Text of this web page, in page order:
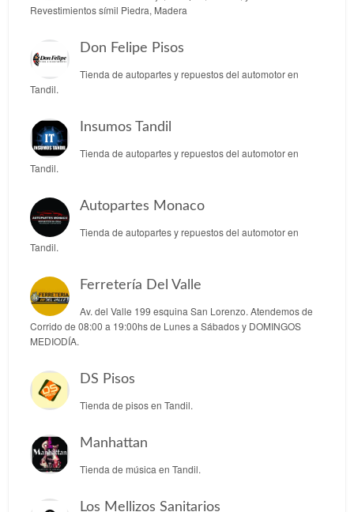
Revestimientos símil Piedra, Madera
Don Felipe Pisos
Tienda de autopartes y repuestos del automotor en
Tandil.
Insumos Tandil
Tienda de autopartes y repuestos del automotor en
Tandil.
Autopartes Monaco
Tienda de autopartes y repuestos del automotor en
Tandil.
Ferretería Del Valle
Av. del Valle 199 esquina San Lorenzo. Atendemos de
Corrido de 08:00 a 19:00hs de Lunes a Sábados y DOMINGOS
MEDIODÍA.
DS Pisos
Tienda de pisos en Tandil.
Manhattan
Tienda de música en Tandil.
Los Mellizos Sanitarios